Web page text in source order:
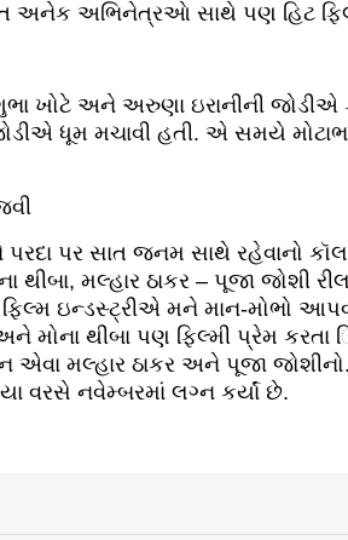
અનેક અભિનેત્રઆે સાથે પણ હિટ
ખોટે અને અરુણા ઇરાનીની જોડીએ
ધૂમ મચાવી હતી. એ સમયે
પરદા પર સાત જનમ સાથે રહેવાનો
થીબા, મલ્હાર ઠાકર – પૂજા
ઇન્ડસ્ટ્રીએ મને માન-મોભો
મોના થીબા પણ ફિલ્મી પ્રેમ
એવા મલ્હાર ઠાકર અને પૂજા
વરસે નવેમ્બરમાં લગ્ન કર્યાં છે.